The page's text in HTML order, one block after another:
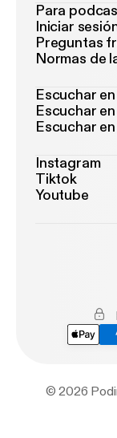
Para
Iniciar
Preguntas
Normas de
Escuchar
Escuchar
Escuchar
Instagram
Tiktok
Youtube
© 2026